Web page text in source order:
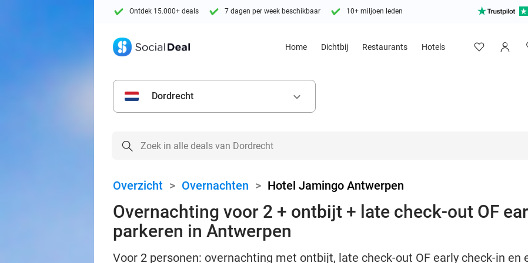
Ontdek 15.000+ deals 7 dagen per week beschikbaar 10+ miljoen leden
Home Dichtbij Restaurants Hotels
Dordrecht keyboard_arrow_down
Overzicht > Overnachten > Hotel Jamingo Antwerpen
Overnachting voor 2 + ontbijt + late check-out OF
parkeren in Antwerpen
Voor 2 personen: overnachting met ontbijt, late check-out OF early check-in en